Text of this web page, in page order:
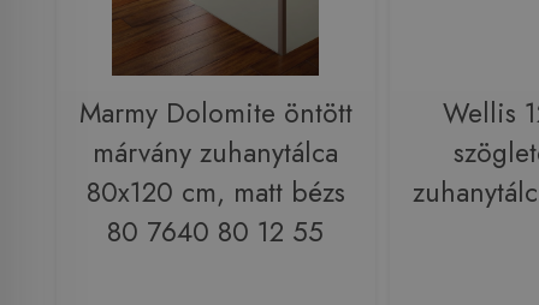
Marmy Dolomite öntött
márvány zuhanytálca
80x120 cm, matt bézs
80 7640 80 12 55
Wellis